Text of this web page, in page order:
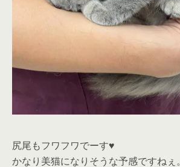
尻尾もフワフワでーす♥
かなり美猫になりそうな予感ですねぇ。